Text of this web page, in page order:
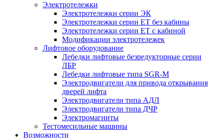
Электротележки
Электротележки серии ЭК
Электротележки серии ЕТ без кабины
Электротележки серии ЕТ с кабиной
Модификации электротележек
Лифтовое оборудование
Лебедки лифтовые безредукторные серии
ЛБР
Лебедки лифтовые типа SGR-M
Электродвигатели для привода открывания
дверей лифта
Электродвигатели типа АДЛ
Электродвигатели типа ДЧР
Электромагниты
Тестомесильные машины
Возможности